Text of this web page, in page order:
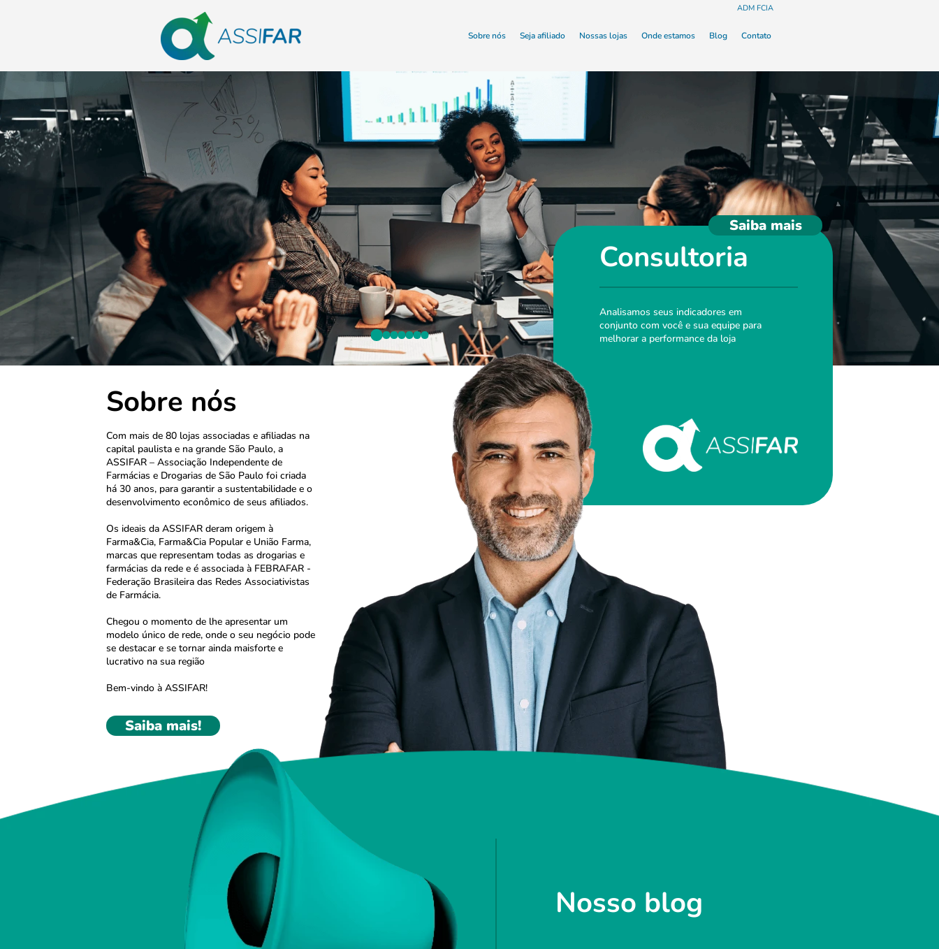
Sobre nós Seja afiliado Nossas lojas Onde estamos Blog Contato
ADM FCIA
Consultoria
Analisamos seus indicadores em
conjunto com você e sua equipe para
melhorar a performance da loja
Saiba mais
Sobre nós
Com mais de 80 lojas associadas e afiliadas na
capital paulista e na grande São Paulo, a
ASSIFAR – Associação Independente de
Farmácias e Drogarias de São Paulo foi criada
há 30 anos, para garantir a sustentabilidade e o
desenvolvimento econômico de seus afiliados.
Os ideais da ASSIFAR deram origem à
Farma&Cia, Farma&Cia Popular e União Farma,
marcas que representam todas as drogarias e
farmácias da rede e é associada à FEBRAFAR -
Federação Brasileira das Redes Associativistas
de Farmácia.
Chegou o momento de lhe apresentar um
modelo único de rede, onde o seu negócio pode
se destacar e se tornar ainda maisforte e
lucrativo na sua região
Bem-vindo à ASSIFAR!
Saiba mais!
Nosso blog